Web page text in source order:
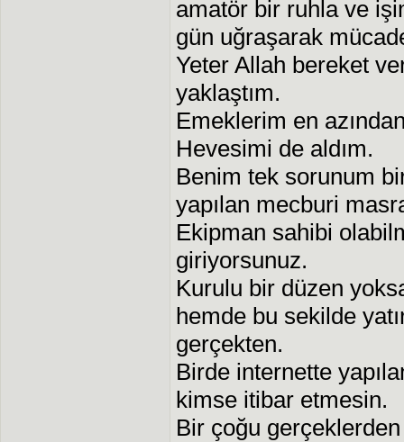
amatör bir ruhla ve
gün uğraşarak
Yeter Allah bereket
yaklaştım.
Emeklerim en
Hevesimi de aldım.
Benim tek sorunum
yapılan mecburi
Ekipman sahibi
giriyorsunuz.
Kurulu bir düzen
hemde bu sekilde
gerçekten.
Birde internette
kimse itibar etmesin.
Bir çoğu